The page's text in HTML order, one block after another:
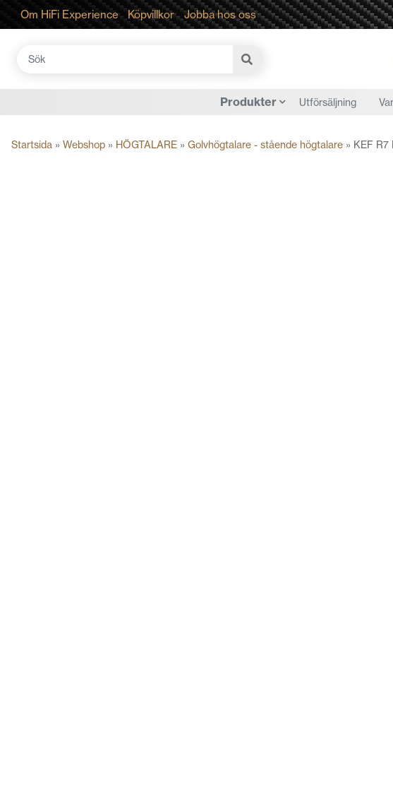
Om HiFi Experience Köpvillkor Jobba hos oss
Sök
Produkter Utförsäljning
Startsida » Webshop » HÖGTALARE » Golvhögtalare - stående högtalare » KEF R7